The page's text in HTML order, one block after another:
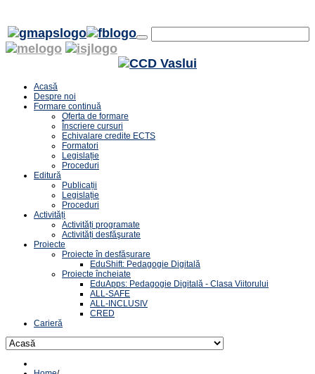
Acasă
Despre noi
Formare continuă
Oferta de formare
Înscriere cursuri
Echivalare credite ECTS
Formatori
Legislație
Proceduri
Editură
Publicații
Legislație
Proceduri
Activități
Activități programate
Activități desfăşurate
Proiecte
Proiecte în desfășurare
EduShift: Pedagogie Digitală
Proiecte încheiate
EduApps: Pedagogie Digitală - Clasa Viitorului
ALL-SAFE
ALL-INCLUSIV
CRED
Carieră